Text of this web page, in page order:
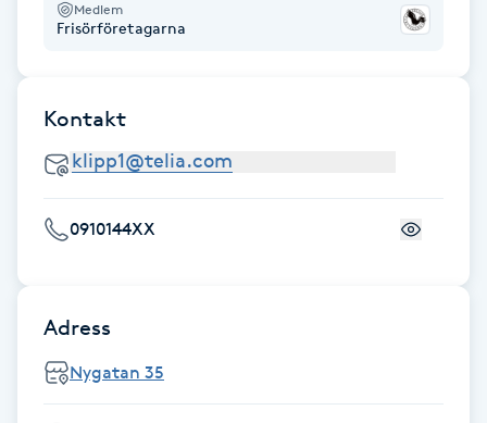
Friskvårdsmassage
Frisör
Funktionsanalys
Föning
Medlem
Frisörföretagarna
Kontakt
0910144XX
Adress
Nygatan 35